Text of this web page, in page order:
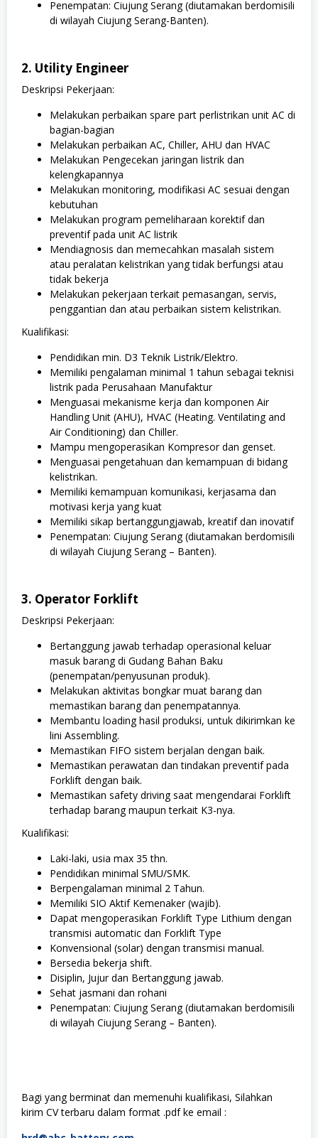
Penempatan: Ciujung Serang (diutamakan berdomisili
di wilayah Ciujung Serang-Banten).
2. Utility Engineer
Deskripsi Pekerjaan:
Melakukan perbaikan spare part perlistrikan unit AC di
bagian-bagian
Melakukan perbaikan AC, Chiller, AHU dan HVAC
Melakukan Pengecekan jaringan listrik dan
kelengkapannya
Melakukan monitoring, modifikasi AC sesuai dengan
kebutuhan
Melakukan program pemeliharaan korektif dan
preventif pada unit AC listrik
Mendiagnosis dan memecahkan masalah sistem
atau peralatan kelistrikan yang tidak berfungsi atau
tidak bekerja
Melakukan pekerjaan terkait pemasangan, servis,
penggantian dan atau perbaikan sistem kelistrikan.
Kualifikasi:
Pendidikan min. D3 Teknik Listrik/Elektro.
Memiliki pengalaman minimal 1 tahun sebagai teknisi
listrik pada Perusahaan Manufaktur
Menguasai mekanisme kerja dan komponen Air
Handling Unit (AHU), HVAC (Heating. Ventilating and
Air Conditioning) dan Chiller.
Mampu mengoperasikan Kompresor dan genset.
Menguasai pengetahuan dan kemampuan di bidang
kelistrikan.
Memiliki kemampuan komunikasi, kerjasama dan
motivasi kerja yang kuat
Memiliki sikap bertanggungjawab, kreatif dan inovatif
Penempatan: Ciujung Serang (diutamakan berdomisili
di wilayah Ciujung Serang – Banten).
3. Operator Forklift
Deskripsi Pekerjaan:
Bertanggung jawab terhadap operasional keluar
masuk barang di Gudang Bahan Baku
(penempatan/penyusunan produk).
Melakukan aktivitas bongkar muat barang dan
memastikan barang dan penempatannya.
Membantu loading hasil produksi, untuk dikirimkan ke
lini Assembling.
Memastikan FIFO sistem berjalan dengan baik.
Memastikan perawatan dan tindakan preventif pada
Forklift dengan baik.
Memastikan safety driving saat mengendarai Forklift
terhadap barang maupun terkait K3-nya.
Kualifikasi:
Laki-laki, usia max 35 thn.
Pendidikan minimal SMU/SMK.
Berpengalaman minimal 2 Tahun.
Memiliki SIO Aktif Kemenaker (wajib).
Dapat mengoperasikan Forklift Type Lithium dengan
transmisi automatic dan Forklift Type
Konvensional (solar) dengan transmisi manual.
Bersedia bekerja shift.
Disiplin, Jujur dan Bertanggung jawab.
Sehat jasmani dan rohani
Penempatan: Ciujung Serang (diutamakan berdomisili
di wilayah Ciujung Serang – Banten).
Bagi yang berminat dan memenuhi kualifikasi, Silahkan
kirim CV terbaru dalam format .pdf ke email :